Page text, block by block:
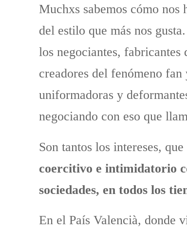
Muchxs sabemos cómo
del estilo que más nos
los negociantes,
creadores del fenómeno
uniformadoras y
negociando con eso que
Son tantos los intereses, que
coercitivo e intimidatorio
sociedades, en todos los
En el País Valencià, donde